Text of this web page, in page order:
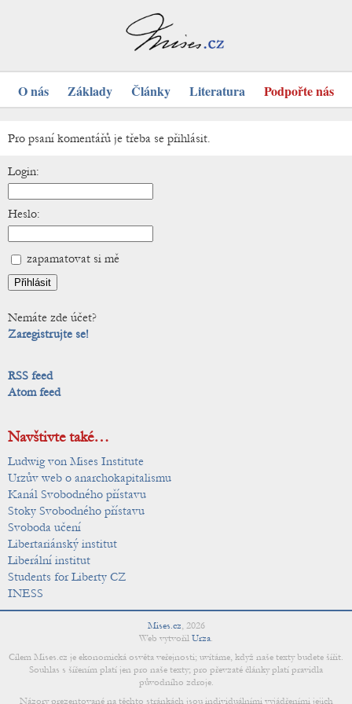
O nás Základy Články Literatura Podpořte nás
Pro psaní komentářů je třeba se přihlásit.
Login:
Heslo:
zapamatovat si mě
Nemáte zde účet?
Zaregistrujte se!
RSS feed
Atom feed
Navštivte také…
Ludwig von Mises Institute
Urzův web o anarchokapitalismu
Kanál Svobodného přístavu
Stoky Svobodného přístavu
Svoboda učení
Libertariánský institut
Liberální institut
Students for Liberty CZ
INESS
Mises.cz, 2026
Web vytvořil Urza.
Cílem Mises.cz je ekonomická osvěta veřejnosti; uvítáme, když naše texty budete šířit.
Souhlas s šířením platí jen pro naše texty; pro převzaté články platí pravidla
původního zdroje.
Názory prezentované na těchto stránkách jsou individuálními vyjádřeními jejich